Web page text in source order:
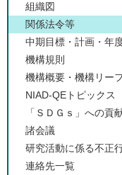
組織図
関係法令等
中期目標・計画・年
機構規則
機構概要・機構リー
NIAD-QEトピックス
「ＳＤＧｓ」への貢
諸会議
研究活動に係る不正
連絡先一覧